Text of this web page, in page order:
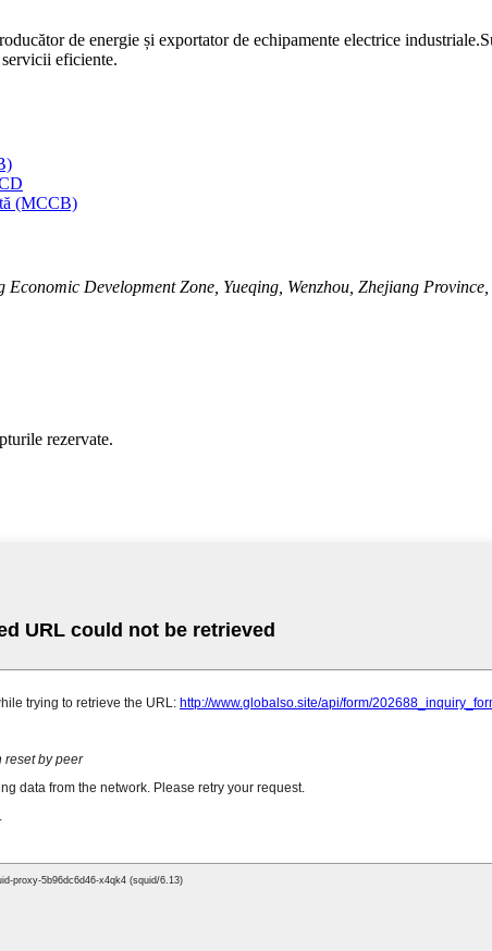
de energie și exportator de echipamente electrice
eficiente.
(MCCB)
Economic Development Zone, Yueqing, Wenzhou, Zhejiang
rezervate.